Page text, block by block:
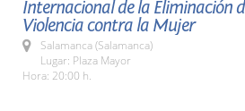
Internacional de la Eliminación
Violencia contra la Mujer
Salamanca (Salamanca)
Lugar: Plaza Mayor
Hora: 20:00 h.